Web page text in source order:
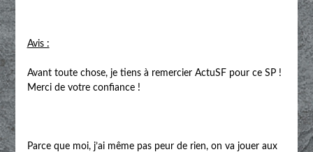
Avis :
Avant toute chose, je tiens à remercier ActuSF pour ce SP !
Merci de votre confiance !
Parce que moi, j’ai même pas peur de rien, on va jouer aux